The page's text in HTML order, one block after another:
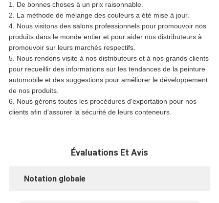
1. De bonnes choses à un prix raisonnable.
2. La méthode de mélange des couleurs a été mise à jour.
4. Nous visitons des salons professionnels pour promouvoir nos
produits dans le monde entier et pour aider nos distributeurs à
promouvoir sur leurs marchés respectifs.
5. Nous rendons visite à nos distributeurs et à nos grands clients
pour recueillir des informations sur les tendances de la peinture
automobile et des suggestions pour améliorer le développement
de nos produits.
6. Nous gérons toutes les procédures d'exportation pour nos
clients afin d'assurer la sécurité de leurs conteneurs.
Évaluations Et Avis
Notation globale